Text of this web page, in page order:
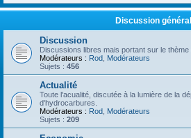
Discussion
Discussion
Discussions libres mais portant sur le thème
Modérateurs : Rod Modérateurs
Sujets : 456
Actualité
Toute l'acualité, discutée à la lumière de la
d'hydrocarbures.
Modérateurs : Rod Modérateurs
Sujets : 209